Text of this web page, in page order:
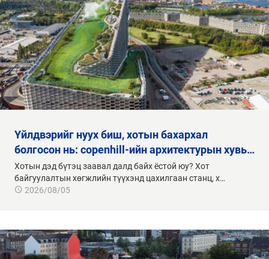
үйлдвэрийг нуух биш, хотын бахархал
болгосон нь: copenhill-ийн архитектурын хувь…
Хотын дэд бүтэц заавал далд байх ёстой юу? Хот
байгуулалтын хөгжлийн түүхэнд цахилгаан станц, х…
2026/08/05